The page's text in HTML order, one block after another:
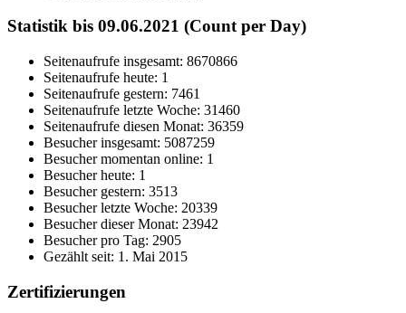
Statistik bis 09.06.2021 (Count per Day)
Seitenaufrufe insgesamt: 8670866
Seitenaufrufe heute: 1
Seitenaufrufe gestern: 7461
Seitenaufrufe letzte Woche: 31460
Seitenaufrufe diesen Monat: 36359
Besucher insgesamt: 5087259
Besucher momentan online: 1
Besucher heute: 1
Besucher gestern: 3513
Besucher letzte Woche: 20339
Besucher dieser Monat: 23942
Besucher pro Tag: 2905
Gezählt seit: 1. Mai 2015
Zertifizierungen